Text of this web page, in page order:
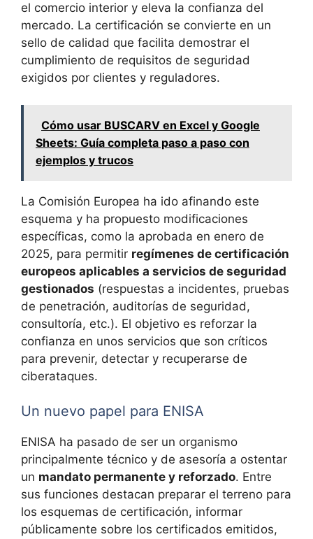
el comercio interior y eleva la confianza del
mercado. La certificación se convierte en un
sello de calidad que facilita demostrar el
cumplimiento de requisitos de seguridad
exigidos por clientes y reguladores.
Cómo usar BUSCARV en Excel y Google
Sheets: Guía completa paso a paso con
ejemplos y trucos
La Comisión Europea ha ido afinando este
esquema y ha propuesto modificaciones
específicas, como la aprobada en enero de
2025, para permitir regímenes de certificación
europeos aplicables a servicios de seguridad
gestionados (respuestas a incidentes, pruebas
de penetración, auditorías de seguridad,
consultoría, etc.). El objetivo es reforzar la
confianza en unos servicios que son críticos
para prevenir, detectar y recuperarse de
ciberataques.
Un nuevo papel para ENISA
ENISA ha pasado de ser un organismo
principalmente técnico y de asesoría a ostentar
un mandato permanente y reforzado. Entre
sus funciones destacan preparar el terreno para
los esquemas de certificación, informar
públicamente sobre los certificados emitidos,